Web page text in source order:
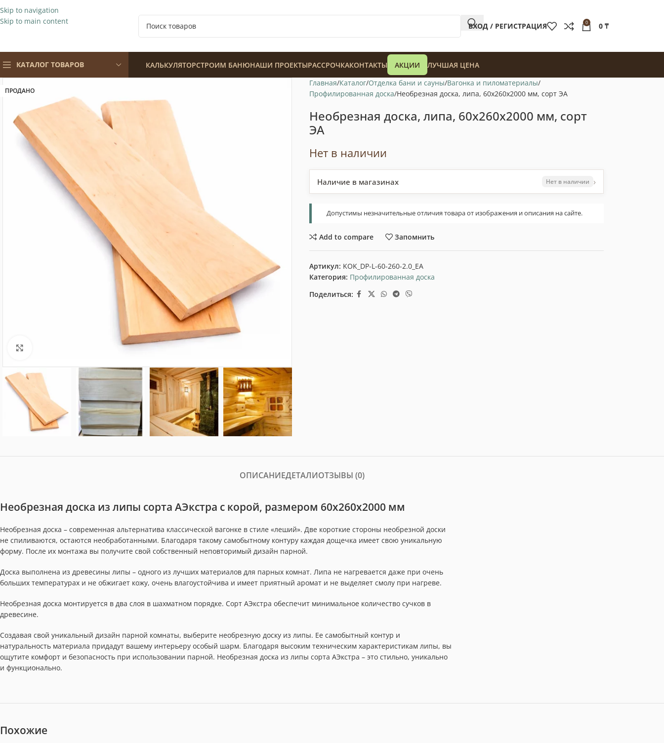
Skip to navigation
Skip to main content
ВХОД / РЕГИСТРАЦИЯ 0 0 ₸
КАТАЛОГ ТОВАРОВ
128 900₸
КАЛЬКУЛЯТОРСТРОИМ БАНЮНАШИ ПРОЕКТЫРАССРОЧКАКОНТАКТЫ АКЦИИ ЛУЧШАЯ ЦЕНА
ПРОДАНО
Нажмите, чтобы увеличить
Главная Каталог Отделка бани и сауны Вагонка и пиломатериалы
Профилированная доска Необрезная доска, липа, 60x260x2000 мм, сорт ЭA
Необрезная доска, липа, 60x260x2000 мм, сорт
ЭA
Нет в наличии
Наличие в магазинах Нет в наличии ›
Допустимы незначительные отличия товара от изображения и описания на сайте.
Add to compare Запомнить
Артикул: KOK_DP-L-60-260-2.0_EA
Категория: Профилированная доска
Поделиться:
ОПИСАНИЕДЕТАЛИОТЗЫВЫ (0)
Необрезная доска из липы сорта АЭкстра с корой, размером 60x260x2000 мм
Необрезная доска – современная альтернатива классической вагонке в стиле «леший». Две короткие стороны необрезной доски
не спиливаются, остаются необработанными. Благодаря такому самобытному контуру каждая дощечка имеет свою уникальную
форму. После их монтажа вы получите свой собственный неповторимый дизайн парной.
Доска выполнена из древесины липы – одного из лучших материалов для парных комнат. Липа не нагревается даже при очень
больших температурах и не обжигает кожу, очень влагоустойчива и имеет приятный аромат и не выделяет смолу при нагреве.
Необрезная доска монтируется в два слоя в шахматном порядке. Сорт АЭкстра обеспечит минимальное количество сучков в
древесине.
Создавая свой уникальный дизайн парной комнаты, выберите необрезную доску из липы. Ее самобытный контур и
натуральность материала придадут вашему интерьеру особый шарм. Благодаря высоким техническим характеристикам липы, вы
ощутите комфорт и безопасность при использовании парной. Необрезная доска из липы сорта АЭкстра – это стильно, уникально
и функционально.
Похожие